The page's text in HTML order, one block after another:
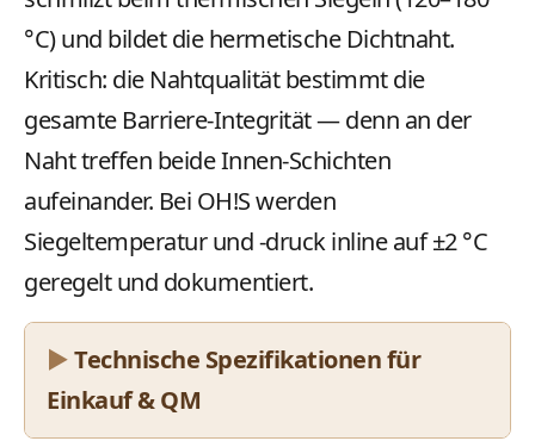
°C) und bildet die hermetische Dichtnaht.
Kritisch: die Nahtqualität bestimmt die
gesamte Barriere-Integrität — denn an der
Naht treffen beide Innen-Schichten
aufeinander. Bei OH!S werden
Siegeltemperatur und -druck inline auf ±2 °C
geregelt und dokumentiert.
Technische Spezifikationen für
Einkauf & QM